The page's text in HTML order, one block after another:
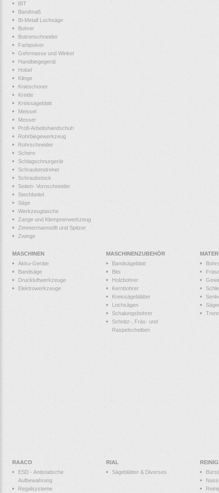
BIT
Bandmaß
Bi-Metall Lochsäge
Bohrer
Bolzenschneider
Farbpulver
Gehrmasse und Winkel
Handbiegegerät
Hobel
Klinge
Knieschoner
Kreide
Kreissägeblatt
Meissel
Messer
Profi-Arbeitshandschuh
Rohrbiegewerkzeug
Rohrschneider
Schere
Schlagschnurgerät
Schraubendreher
Schraubstock
Seiten- Vornschneider
Stechbeitel
Säge
Werkzeugtasche
Zange und Klempnerwerkzeug
Zimmermannstift und Spitzer
Zwinge
MASCHINEN
Akku-Geräte
Bandsäge
Druckluftwerkzeuge
Elektrowerkzeuge
MASCHINENZUBEHÖR
Bandsägeblatt
Bits
Holzbohrer
Kernbohrer
Kreissägeblätter
Lochsägen
Schalungsbohrer
Schnitz-, Fräs- und
Raspelscheiben
RAACO
ESD - Antistatische
Aufbewahrung
Regalsysteme
RIAL
Sägeblätter & Diverses